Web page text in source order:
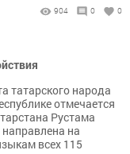
904 0 0
татарского народа
отмечается
Рустама
на
всех 115